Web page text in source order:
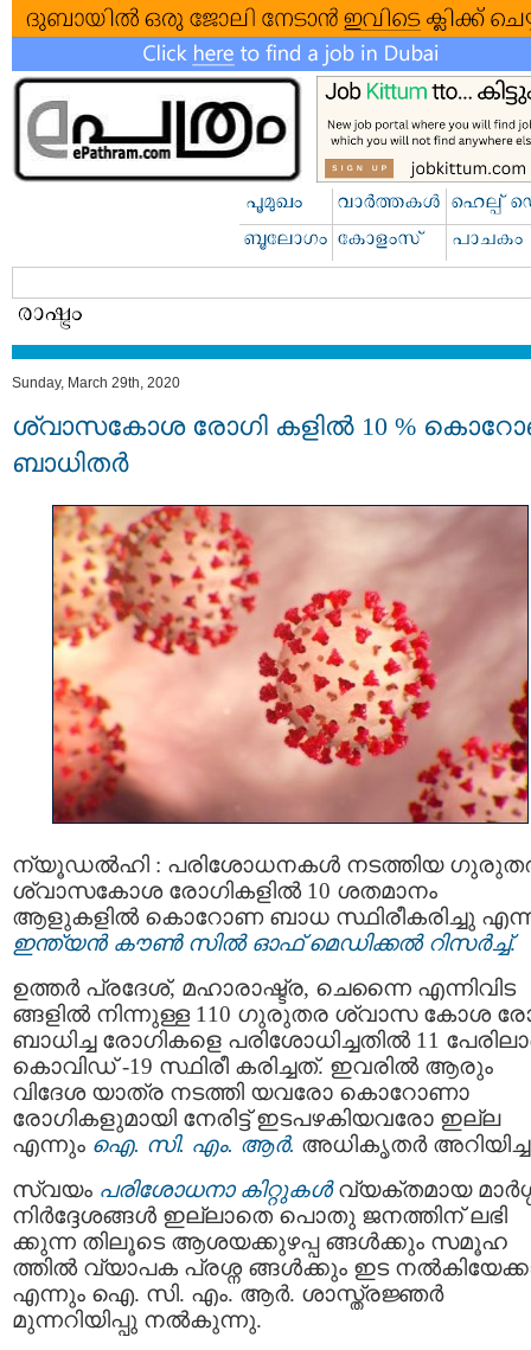
Sunday, March 29th, 2020
ശ്വാസകോശ രോഗി കളില്‍ 10 %
ബാധിതർ
ന്യൂഡല്‍ഹി : പരിശോധനകള്‍ നടത്തിയ
ശ്വാസകോശ രോഗികളില്‍ 10 ശതമാനം
ആളുകളില്‍ കൊറോണ ബാധ സ്ഥിരീകരിച്ചു
ഇന്ത്യന്‍ കൗണ്‍ സില്‍ ഓഫ് മെഡിക്കല്‍ റിസര്‍ച്ച്.
ഉത്തര്‍ പ്രദേശ്, മഹാരാഷ്ട്ര, ചെന്നൈ എന്നിവിട
ങ്ങളില്‍ നിന്നുള്ള 110 ഗുരുതര ശ്വാസ കോശ
ബാധിച്ച രോഗികളെ പരിശോധിച്ചതില്‍ 11
കൊവിഡ് -19 സ്ഥിരീ കരിച്ചത്. ഇവരില്‍ ആരും
വിദേശ യാത്ര നടത്തി യവരോ കൊറോണാ
രോഗികളുമായി നേരിട്ട് ഇടപഴകിയവരോ ഇല്ല
എന്നും ഐ. സി. എം. ആര്‍. അധികൃതര്‍
സ്വയം പരിശോധനാ കിറ്റുകള്‍ വ്യക്തമായ
നിര്‍ദ്ദേശങ്ങള്‍ ഇല്ലാതെ പൊതു ജനത്തിന് ലഭി
ക്കുന്ന തിലൂടെ ആശയക്കുഴപ്പ ങ്ങള്‍ക്കും സമൂഹ
ത്തില്‍ വ്യാപക പ്രശ്ന ങ്ങള്‍ക്കും ഇട
എന്നും ഐ. സി. എം. ആര്‍. ശാസ്ത്രജ്ഞര്‍
മുന്നറിയിപ്പു നല്‍കുന്നു.